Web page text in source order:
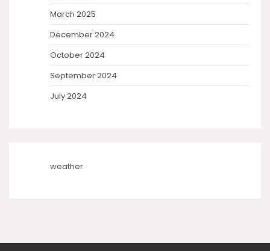
March 2025
December 2024
October 2024
September 2024
July 2024
weather